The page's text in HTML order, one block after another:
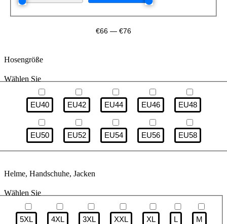
€66 — €76
Hosengröße
Wählen Sie
EU40 EU42 EU44 EU46 EU48
EU50 EU52 EU54 EU56 EU58
Helme, Handschuhe, Jacken
Wählen Sie
5XL 4XL 3XL XXL XL L M